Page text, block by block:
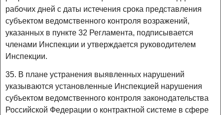
рабочих дней с даты истечения срока представления
субъектом ведомственного контроля возражений,
указанных в пункте 32 Регламента, подписывается
членами Инспекции и утверждается руководителем
Инспекции.
35. В плане устранения выявленных нарушений
указываются установленные Инспекцией нарушения
субъектом ведомственного контроля законодательства
Российской Федерации о контрактной системе в сфере